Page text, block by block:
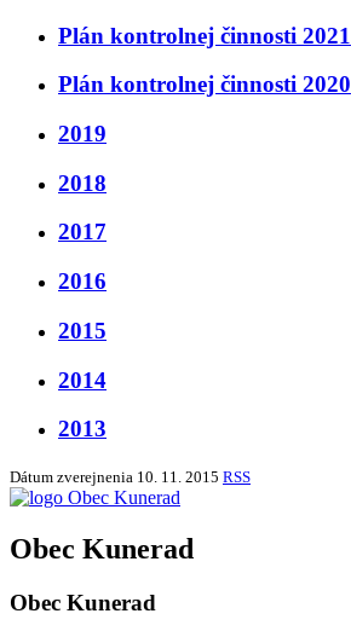
Plán kontrolnej činnosti 2021
Plán kontrolnej činnosti 2020
2019
2018
2017
2016
2015
2014
2013
Dátum zverejnenia 10. 11. 2015 RSS
Obec Kunerad
Obec Kunerad